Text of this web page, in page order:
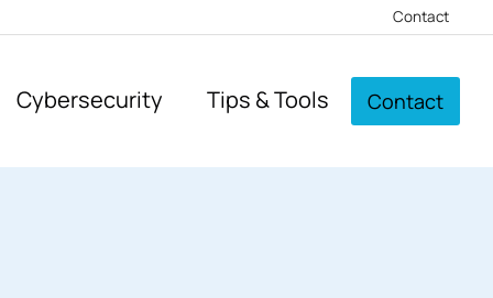
Contact
Cybersecurity Tips & Tools Contact